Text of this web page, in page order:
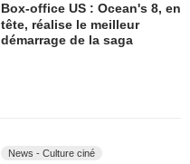
Box-office US : Ocean's 8, en
tête, réalise le meilleur
démarrage de la saga
News - Culture ciné